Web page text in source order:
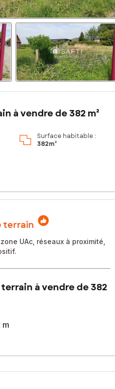
à vendre de 382 m²
Surface habitable :
382m²
terrain
UAc, réseaux à proximité,
à vendre de 382
d’environ 382 m² situé sur la